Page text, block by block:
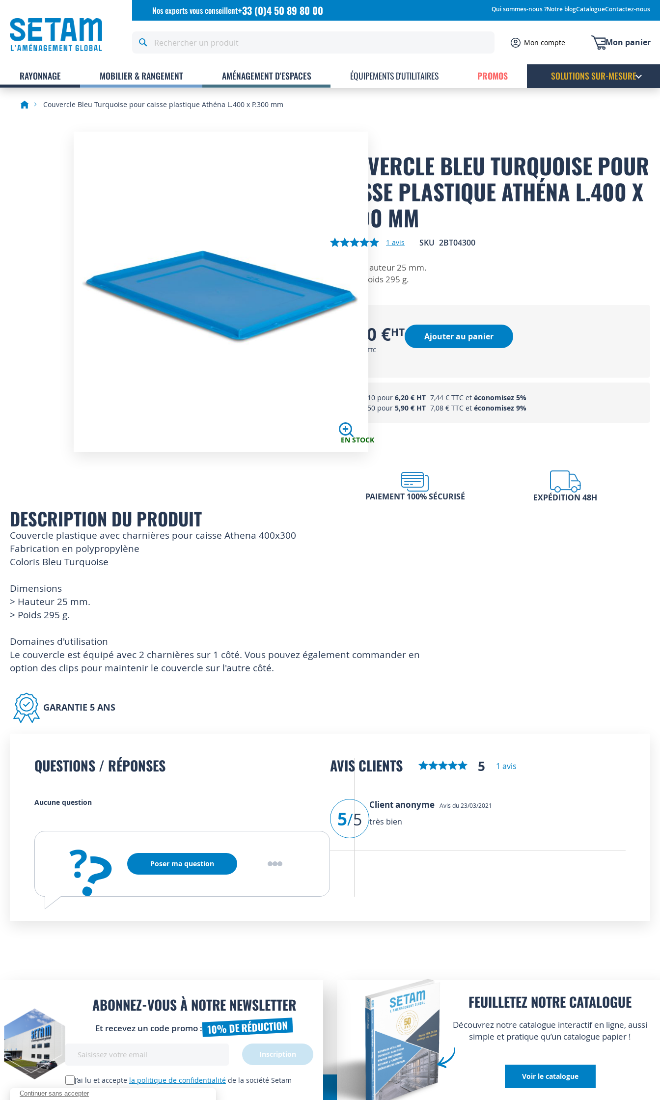
Allez
Qui sommes-nous ?Notre blogCatalogueContactez-nous
Nos experts vous conseillent+33 (0)4 50 89 80 00
Mon panier
Mon compte
RAYONNAGE MOBILIER & RANGEMENT AMÉNAGEMENT D'ESPACES ÉQUIPEMENTS D'UTILITAIRES PROMOS SOLUTIONS SUR-MESURE
Couvercle Bleu Turquoise pour caisse plastique Athéna L.400 x P.300 mm
images
gallery
COUVERCLE BLEU TURQUOISE POUR
CAISSE PLASTIQUE ATHÉNA L.400 X
P.300 MM
1 avis SKU 2BT04300
Hauteur 25 mm.
Poids 295 g.
6,50 € Ajouter au panier
Acheter 10 pour 6,20 € 7,44 € et économisez 5%
Acheter 50 pour 5,90 € 7,08 € et économisez 9%
EN STOCK
PAIEMENT 100% SÉCURISÉ EXPÉDITION 48H
DESCRIPTION DU PRODUIT
Couvercle plastique avec charnières pour caisse Athena 400x300
Fabrication en polypropylène
Coloris Bleu Turquoise
Dimensions
> Hauteur 25 mm.
> Poids 295 g.
Domaines d'utilisation
Le couvercle est équipé avec 2 charnières sur 1 côté. Vous pouvez également commander en
option des clips pour maintenir le couvercle sur l'autre côté.
GARANTIE 5 ANS
QUESTIONS / RÉPONSES
Aucune question
?
? Poser ma question
AVIS CLIENTS 5 1 avis
5/5
Client anonyme Avis du 23/03/2021
très bien
ABONNEZ-VOUS À NOTRE NEWSLETTER
Et recevez un code promo : 10% DE RÉDUCTION
lettre
d’information
:
J’ai lu et accepte la politique de confidentialité de la société Setam
Inscription
FEUILLETEZ NOTRE CATALOGUE
Découvrez notre catalogue interactif en ligne, aussi
simple et pratique qu’un catalogue papier !
Voir le catalogue